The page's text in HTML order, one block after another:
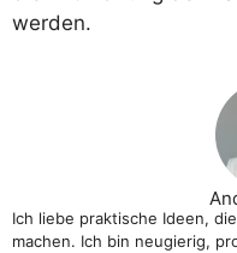
werden.
Ich liebe praktische Ideen,
machen. Ich bin neugierig,